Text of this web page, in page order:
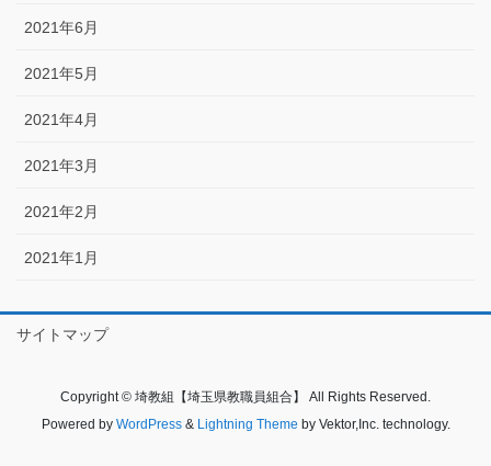
2021年6月
2021年5月
2021年4月
2021年3月
2021年2月
2021年1月
サイトマップ
Copyright © 埼教組【埼玉県教職員組合】 All Rights Reserved.
Powered by WordPress& Lightning Theme by Vektor,Inc. technology.